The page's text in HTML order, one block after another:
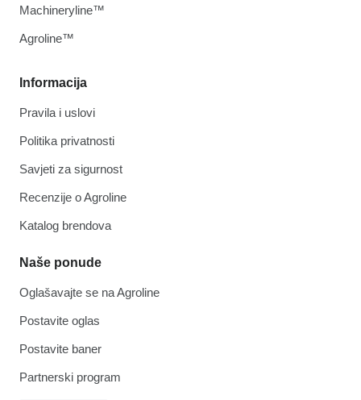
Informacija
Pravila i uslovi
Politika privatnosti
Savjeti za sigurnost
Recenzije o Agroline
Katalog brendova
Naše ponude
Oglašavajte se na Agroline
Postavite oglas
Postavite baner
Partnerski program
Machineryline™
Agroline™